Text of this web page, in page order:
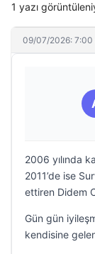
1 yazı
09/07/2026: 7:00
2006 yılında
2011’de ise
ettiren Didem
Gün gün
kendisine